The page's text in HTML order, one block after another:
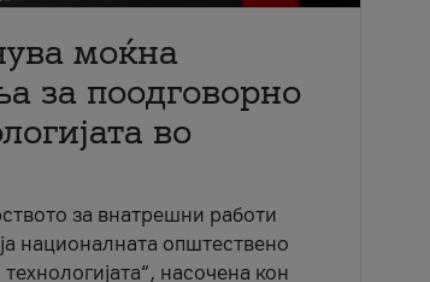
моќна
за поодговорно
во
за внатрешни работи
националната општествено
насочена кон